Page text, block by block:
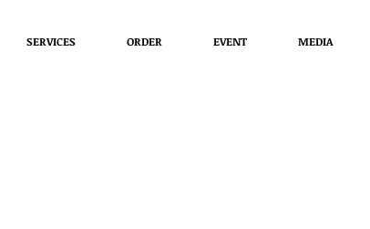
SERVICES ORDER EVENT MEDIA